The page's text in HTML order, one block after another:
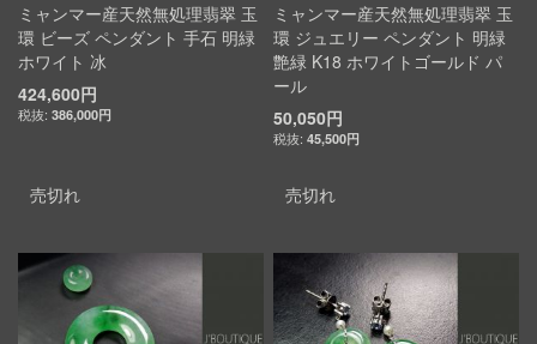
ミャンマー産天然無処理翡翠 玉
環 ビーズ ペンダント 手石 明緑
ホワイト 冰
424,600円
386,000円
売切れ
ミャンマー産天然無処理翡翠 玉
環 ジュエリー ペンダント 明緑
艶緑 K18 ホワイトゴールド パ
ール
50,050円
45,500円
売切れ